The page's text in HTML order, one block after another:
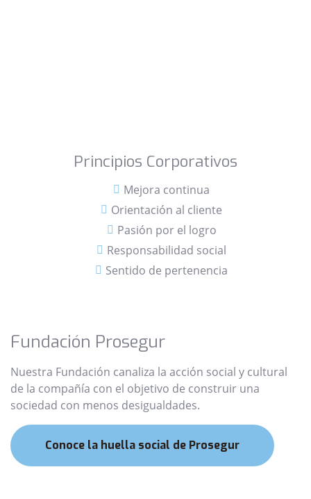
Principios Corporativos
Mejora continua
Orientación al cliente
Pasión por el logro
Responsabilidad social
Sentido de pertenencia
Fundación Prosegur
Nuestra Fundación canaliza la acción social y cultural
de la compañía con el objetivo de construir una
sociedad con menos desigualdades.
Conoce la huella social de Prosegur